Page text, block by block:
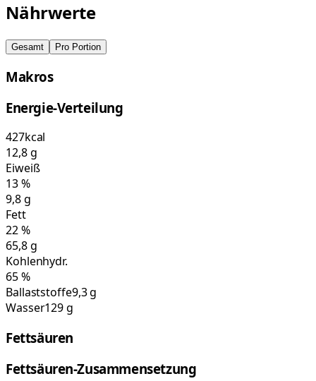
Nährwerte
Gesamt Pro Portion
Makros
Energie-Verteilung
427kcal
12,8g
Eiweiß
13%
9,8g
Fett
22%
65,8g
Kohlenhydr.
65%
Ballaststoffe9,3 g
Wasser129 g
Fettsäuren
Fettsäuren-Zusammensetzung